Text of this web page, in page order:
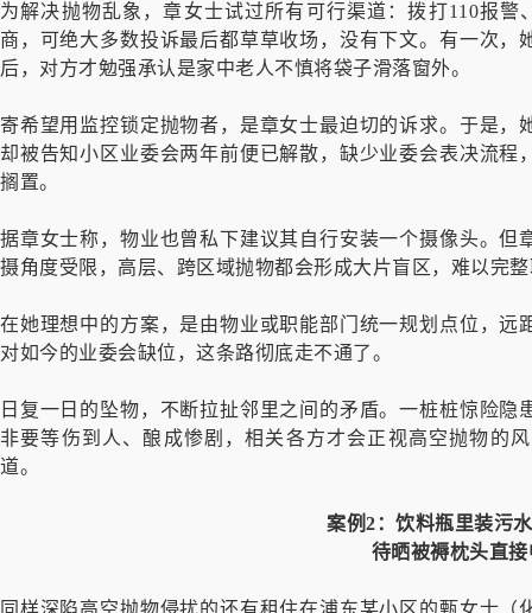
为解决抛物乱象，章女士试过所有可行渠道：拨打110报
商，可绝大多数投诉最后都草草收场，没有下文。有一次
后，对方才勉强承认是家中老人不慎将袋子滑落窗外。
寄希望用监控锁定抛物者，是章女士最迫切的诉求。于是
却被告知小区业委会两年前便已解散，缺少业委会表决流
搁置。
据章女士称，物业也曾私下建议其自行安装一个摄像头。
摄角度受限，高层、跨区域抛物都会形成大片盲区，难以完
在她理想中的方案，是由物业或职能部门统一规划点位，
对如今的业委会缺位，这条路彻底走不通了。
日复一日的坠物，不断拉扯邻里之间的矛盾。一桩桩惊险
非要等伤到人、酿成惨剧，相关各方才会正视高空抛物的
道。
案例2：饮料瓶里装污
待晒被褥枕头直接